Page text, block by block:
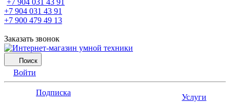
+7 904 031 43 91
+7 904 031 43 91
+7 900 479 49 13
Заказать звонок
Поиск
Войти
Подписка
Услуги